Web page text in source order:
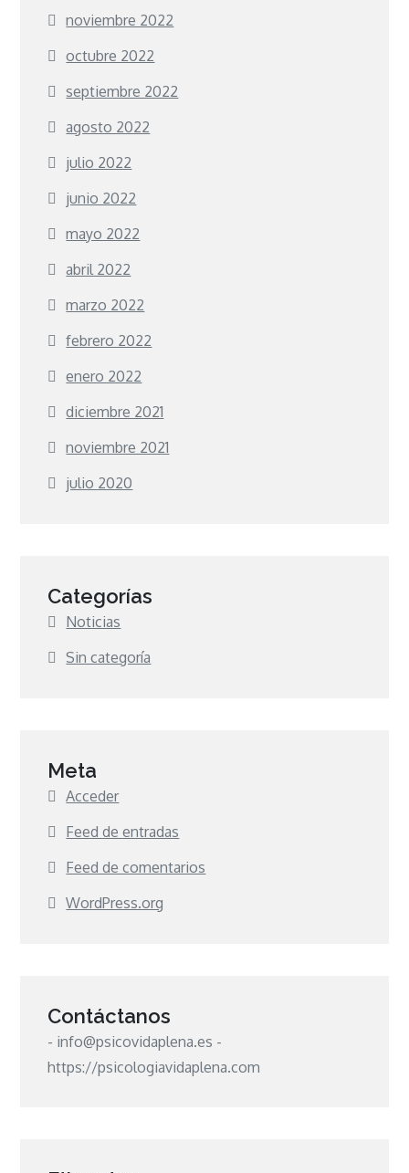
noviembre 2022
octubre 2022
septiembre 2022
agosto 2022
julio 2022
junio 2022
mayo 2022
abril 2022
marzo 2022
febrero 2022
enero 2022
diciembre 2021
noviembre 2021
julio 2020
Categorías
Noticias
Sin categoría
Meta
Acceder
Feed de entradas
Feed de comentarios
WordPress.org
Contáctanos
- info@psicovidaplena.es -
https://psicologiavidaplena.com